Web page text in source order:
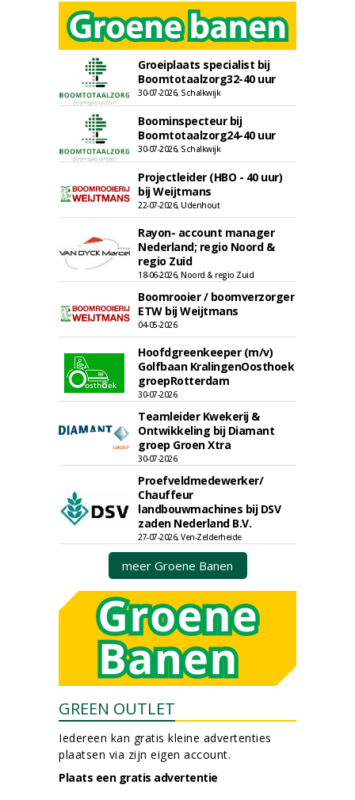
Groeiplaats specialist bij
Boomtotaalzorg32-40 uur
30-07-2026, Schalkwijk
Boominspecteur bij
Boomtotaalzorg24-40 uur
30-07-2026, Schalkwijk
Projectleider (HBO - 40 uur)
bij Weijtmans
22-07-2026, Udenhout
Rayon- account manager
Nederland; regio Noord &
regio Zuid
18-06-2026, Noord & regio Zuid
Boomrooier / boomverzorger
ETW bij Weijtmans
04-05-2026
Hoofdgreenkeeper (m/v)
Golfbaan KralingenOosthoek
groepRotterdam
30-07-2026
Teamleider Kwekerij &
Ontwikkeling bij Diamant
groep Groen Xtra
30-07-2026
Proefveldmedewerker/
Chauffeur
landbouwmachines bij DSV
zaden Nederland B.V.
27-07-2026, Ven-Zelderheide
meer Groene Banen
GREEN OUTLET
Iedereen kan gratis kleine advertenties
plaatsen via zijn eigen account.
Plaats een gratis advertentie